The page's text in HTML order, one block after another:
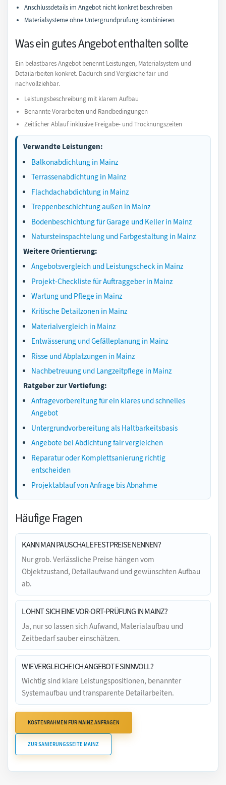
Anschlussdetails im Angebot nicht konkret beschreiben
Materialsysteme ohne Untergrundprüfung kombinieren
Was ein gutes Angebot enthalten sollte
Ein belastbares Angebot benennt Leistungen, Materialsystem und
Detailarbeiten konkret. Dadurch sind Vergleiche fair und
nachvollziehbar.
Leistungsbeschreibung mit klarem Aufbau
Benannte Vorarbeiten und Randbedingungen
Zeitlicher Ablauf inklusive Freigabe- und Trocknungszeiten
Verwandte Leistungen:
Balkonabdichtung in Mainz
Terrassenabdichtung in Mainz
Flachdachabdichtung in Mainz
Treppenbeschichtung außen in Mainz
Bodenbeschichtung für Garage und Keller in Mainz
Natursteinspachtelung und Farbgestaltung in Mainz
Weitere Orientierung:
Angebotsvergleich und Leistungscheck in Mainz
Projekt-Checkliste für Auftraggeber in Mainz
Wartung und Pflege in Mainz
Kritische Detailzonen in Mainz
Materialvergleich in Mainz
Entwässerung und Gefälleplanung in Mainz
Risse und Abplatzungen in Mainz
Nachbetreuung und Langzeitpflege in Mainz
Ratgeber zur Vertiefung:
Anfragevorbereitung für ein klares und schnelles
Angebot
Untergrundvorbereitung als Haltbarkeitsbasis
Angebote bei Abdichtung fair vergleichen
Reparatur oder Komplettsanierung richtig
entscheiden
Projektablauf von Anfrage bis Abnahme
Häufige Fragen
KANN MAN PAUSCHALE FESTPREISE NENNEN?
Nur grob. Verlässliche Preise hängen vom
Objektzustand, Detailaufwand und gewünschten Aufbau
ab.
LOHNT SICH EINE VOR-ORT-PRÜFUNG IN MAINZ?
Ja, nur so lassen sich Aufwand, Materialaufbau und
Zeitbedarf sauber einschätzen.
WIE VERGLEICHE ICH ANGEBOTE SINNVOLL?
Wichtig sind klare Leistungspositionen, benannter
Systemaufbau und transparente Detailarbeiten.
KOSTENRAHMEN FÜR MAINZ ANFRAGEN
ZUR SANIERUNGSSEITE MAINZ